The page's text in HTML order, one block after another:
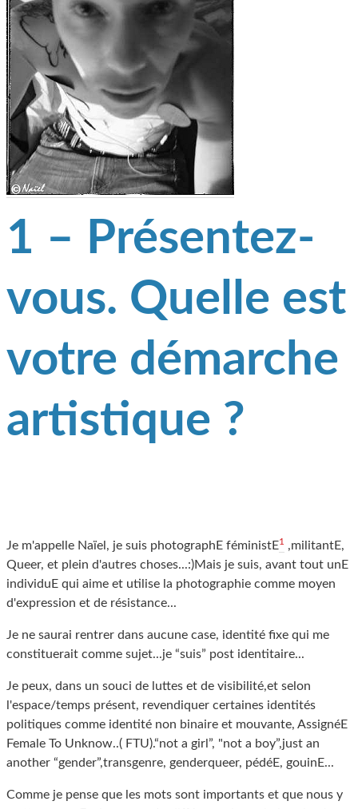
1 – Présentez-
vous. Quelle est
votre démarche
artistique ?
Je m'appelle Naïel, je suis photographE féministE1 ,militantE,
Queer, et plein d'autres choses...:)Mais je suis, avant tout unE
individuE qui aime et utilise la photographie comme moyen
d'expression et de résistance...
Je ne saurai rentrer dans aucune case, identité fixe qui me
constituerait comme sujet...je “suis” post identitaire...
Je peux, dans un souci de luttes et de visibilité,et selon
l'espace/temps présent, revendiquer certaines identités
politiques comme identité non binaire et mouvante, AssignéE
Female To Unknow..( FTU).“not a girl”, "not a boy”,just an
another “gender”,transgenre, genderqueer, pédéE, gouinE...
Comme je pense que les mots sont importants et que nous y